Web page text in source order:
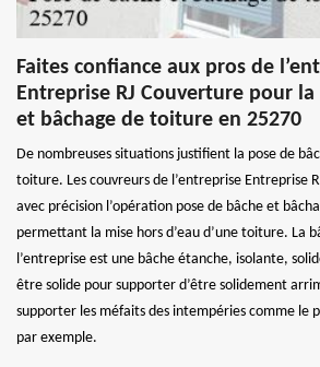
Faites confiance aux pros de
Entreprise RJ Couverture pour
et bâchage de toiture en 25270
De nombreuses situations justifient la pose de
toiture. Les couvreurs de l’entreprise Entreprise
avec précision l’opération pose de bâche et
permettant la mise hors d’eau d’une toiture. La
l’entreprise est une bâche étanche, isolante,
être solide pour supporter d’être solidement
supporter les méfaits des intempéries comme le
par exemple.